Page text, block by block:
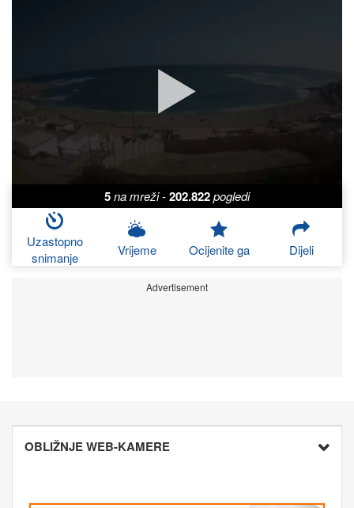
5na mreži-202.822pogledi
Uzastopno
snimanje
Vrijeme Ocijenite ga Dijeli
Advertisement
OBLIŽNJE WEB-KAMERE